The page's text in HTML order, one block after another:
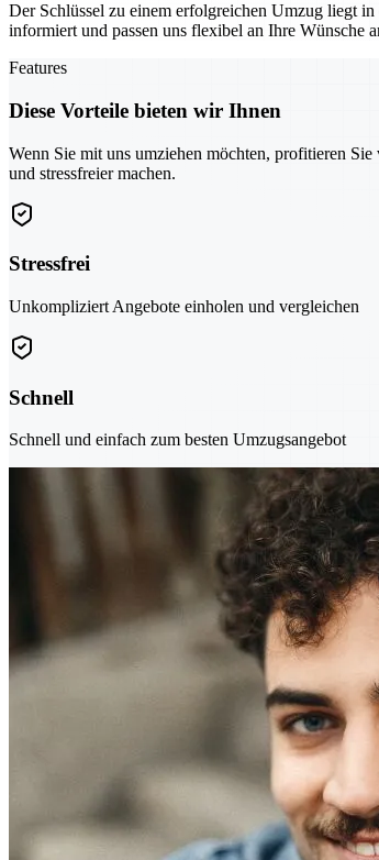
Der Schlüssel zu einem erfolgreichen Umzug liegt
informiert und passen uns flexibel an Ihre Wünsche
Features
Diese Vorteile bieten wir Ihnen
Wenn Sie mit uns umziehen möchten, profitieren
und stressfreier machen.
Stressfrei
Unkompliziert Angebote einholen und vergleichen
Schnell
Schnell und einfach zum besten Umzugsangebot